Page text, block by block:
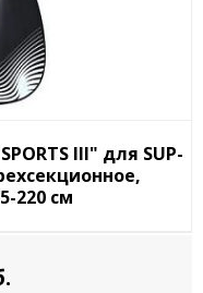
III" для SUP-
220 см